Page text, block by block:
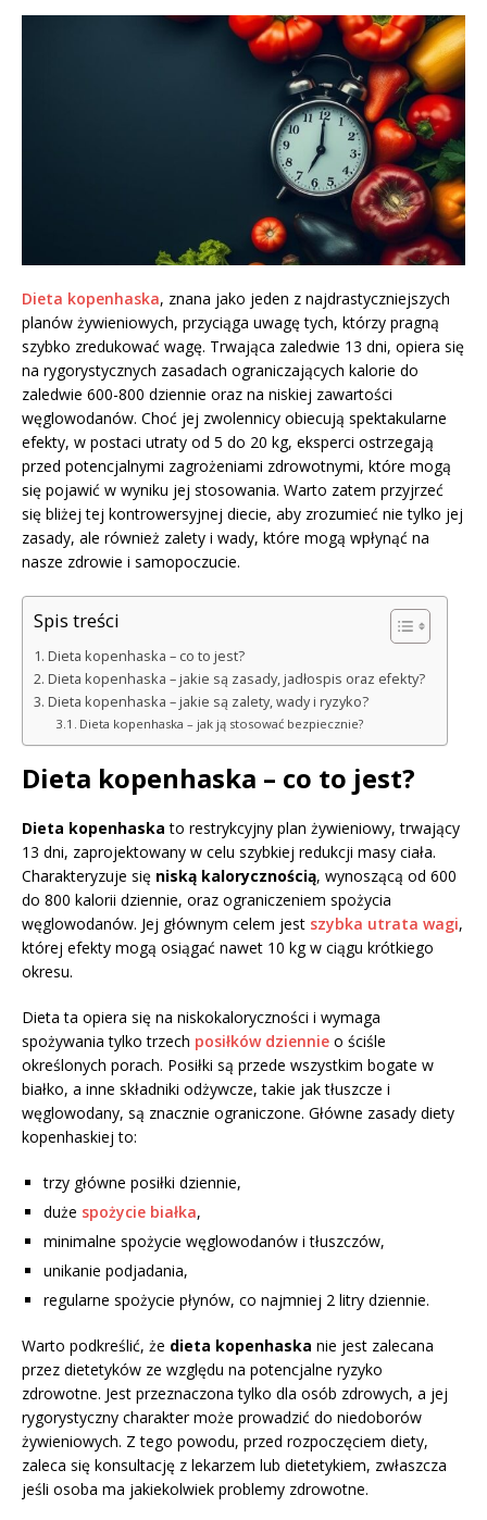
Dieta kopenhaska, znana jako jeden z najdrastyczniejszych
planów żywieniowych, przyciąga uwagę tych, którzy pragną
szybko zredukować wagę. Trwająca zaledwie 13 dni, opiera się
na rygorystycznych zasadach ograniczających kalorie do
zaledwie 600-800 dziennie oraz na niskiej zawartości
węglowodanów. Choć jej zwolennicy obiecują spektakularne
efekty, w postaci utraty od 5 do 20 kg, eksperci ostrzegają
przed potencjalnymi zagrożeniami zdrowotnymi, które mogą
się pojawić w wyniku jej stosowania. Warto zatem przyjrzeć
się bliżej tej kontrowersyjnej diecie, aby zrozumieć nie tylko jej
zasady, ale również zalety i wady, które mogą wpłynąć na
nasze zdrowie i samopoczucie.
Spis treści
Dieta kopenhaska – co to jest?
Dieta kopenhaska – jakie są zasady, jadłospis oraz efekty?
Dieta kopenhaska – jakie są zalety, wady i ryzyko?
Dieta kopenhaska – jak ją stosować bezpiecznie?
Dieta kopenhaska – co to jest?
Dieta kopenhaska to restrykcyjny plan żywieniowy, trwający
13 dni, zaprojektowany w celu szybkiej redukcji masy ciała.
Charakteryzuje się niską kalorycznością, wynoszącą od 600
do 800 kalorii dziennie, oraz ograniczeniem spożycia
węglowodanów. Jej głównym celem jest szybka utrata wagi,
której efekty mogą osiągać nawet 10 kg w ciągu krótkiego
okresu.
Dieta ta opiera się na niskokaloryczności i wymaga
spożywania tylko trzech posiłków dziennie o ściśle
określonych porach. Posiłki są przede wszystkim bogate w
białko, a inne składniki odżywcze, takie jak tłuszcze i
węglowodany, są znacznie ograniczone. Główne zasady diety
kopenhaskiej to:
trzy główne posiłki dziennie,
duże spożycie białka,
minimalne spożycie węglowodanów i tłuszczów,
unikanie podjadania,
regularne spożycie płynów, co najmniej 2 litry dziennie.
Warto podkreślić, że dieta kopenhaska nie jest zalecana
przez dietetyków ze względu na potencjalne ryzyko
zdrowotne. Jest przeznaczona tylko dla osób zdrowych, a jej
rygorystyczny charakter może prowadzić do niedoborów
żywieniowych. Z tego powodu, przed rozpoczęciem diety,
zaleca się konsultację z lekarzem lub dietetykiem, zwłaszcza
jeśli osoba ma jakiekolwiek problemy zdrowotne.